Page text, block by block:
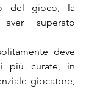
del gioco, la
superato
deve
più curate, in
giocatore,